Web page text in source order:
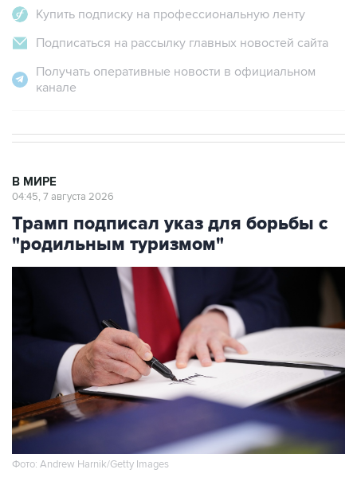
Купить подписку на профессиональную ленту
Подписаться на рассылку главных новостей сайта
Получать оперативные новости в официальном
канале
В МИРЕ
04:45, 7 августа 2026
Трамп подписал указ для борьбы с
"родильным туризмом"
Фото: Andrew Harnik/Getty Images